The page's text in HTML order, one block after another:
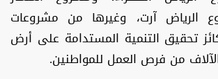
الرياض آرت، وغيرها من مشروعات
تحقيق التنمية المستدامة على أرض
من فرص العمل للمواطنين.